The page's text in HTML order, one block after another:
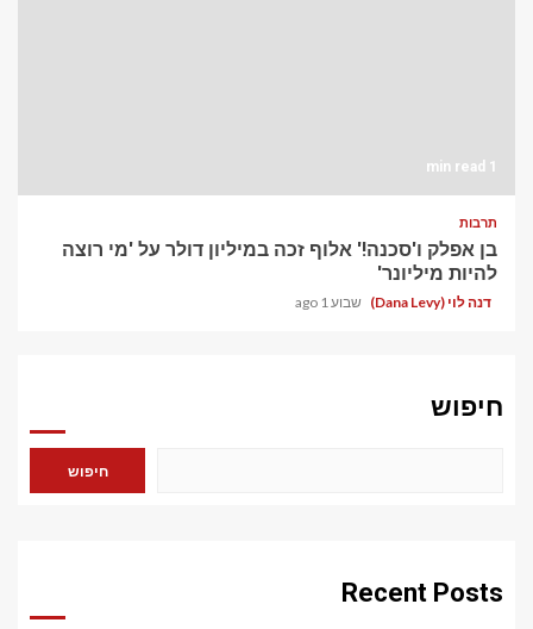
1 min read
תרבות
בן אפלק ו'סכנה!' אלוף זכה במיליון דולר על 'מי רוצה
להיות מיליונר'
דנה לוי (Dana Levy) שבוע 1 ago
חיפוש
חיפוש
Recent Posts